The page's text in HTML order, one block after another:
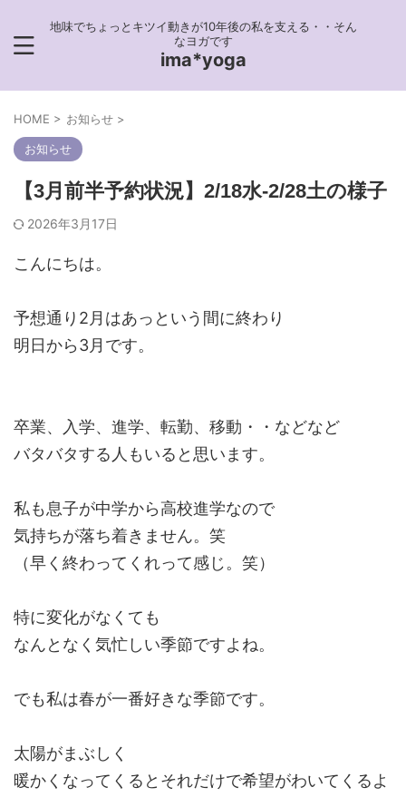
地味でちょっとキツイ動きが10年後の私を支える・・そん
なヨガです
ima*yoga
HOME > お知らせ >
お知らせ
【3月前半予約状況】2/18水-2/28土の様子
2026年3月17日
こんにちは。
予想通り2月はあっという間に終わり
明日から3月です。
卒業、入学、進学、転勤、移動・・などなど
バタバタする人もいると思います。
私も息子が中学から高校進学なので
気持ちが落ち着きません。笑
（早く終わってくれって感じ。笑）
特に変化がなくても
なんとなく気忙しい季節ですよね。
でも私は春が一番好きな季節です。
太陽がまぶしく
暖かくなってくるとそれだけで希望がわいてくるよ